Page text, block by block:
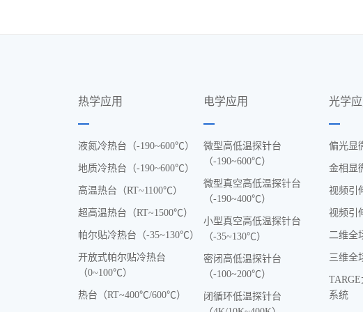
热学应用
液氮冷热台（-190~600℃）
地质冷热台（-190~600℃）
高温热台（RT~1100℃）
超高温热台（RT~1500℃）
帕尔贴冷热台（-35~130℃）
开放式帕尔贴冷热台
（0~100℃）
热台（RT~400℃/600℃）
电学应用
微型高低温探针台
（-190~600℃）
微型真空高低温探针台
（-190~400℃）
小型真空高低温探针台
（-35~130℃）
密闭高低温探针台
（-100~200℃）
闭循环低温探针台
光学应
偏光显
金相显
视频引
视频引
二维全
三维全
系统